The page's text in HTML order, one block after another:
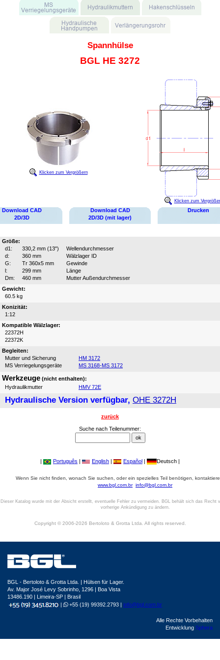
Spannhülse
BGL HE 3272
Klicken zum Vergrößern
Klicken zum
Download CAD
2D/3D
Download CAD
2D/3D (mit lager)
Drucken
Größe:
d1:
330,2 mm (13")
Wellendurchmesser
d:
360 mm
Wälzlager ID
G:
Tr 360x5 mm
Gewinde
l:
299 mm
Länge
Dm:
460 mm
Mutter Außendurchmesser
Gewicht:
60.5 kg
Konizität:
1:12
Kompatible Wälzlager:
22372H
22372K
Begleiten:
Mutter und Sicherung
HM 3172
MS Verriegelungsgeräte
MS 3168-MS 3172
Werkzeuge (nicht enthalten):
Hydraulikmutter
HMV 72E
Hydraulische Version verfügbar, OHE 3272H
zurück
Suche nach Teilenummer:
| Português | English | Español | Deutsch |
Wenn Sie nicht finden, wonach Sie suchen, oder ein spezielles Teil benötigen,
www.bgl.com.br info@bgl.com.br
Dieser Katalog wurde mit der Absicht erstellt, eventuelle Fehler zu vermeiden. BGL behält sich das Recht
vorherige Ankündigung zu ändern.
Copyright © 2006-2026 Bertoloto & Grotta Ltda. All rights reserved.
BGL - Bertoloto & Grotta Ltda. | Hülsen für Lager.
Av. Major José Levy Sobrinho, 1296 | Boa Vista
13486.190 | Limeira-SP | Brasil
|
+55 (19) 99392.2793 | info@bgl.com.br
Alle Rechte Vorbehalten
Entwicklung Sphera